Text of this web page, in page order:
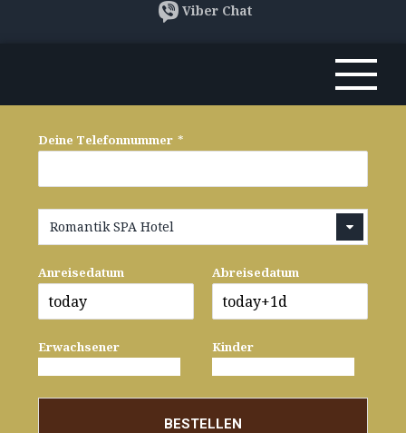
Viber Chat
Deine Telefonnummer *
Romantik SPA Hotel
Anreisedatum Abreisedatum
Erwachsener Kinder
BESTELLEN